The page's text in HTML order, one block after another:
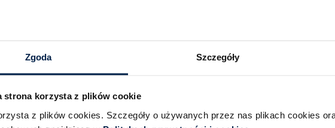
Zgoda Szczegóły
strona korzysta z plików cookie
z plików cookies. Szczegóły o używanych przez nas plikach cookies
Kostkę piernikową z polewą
każdą okazję. Domowa kostka
wypieki. To proste ciasto